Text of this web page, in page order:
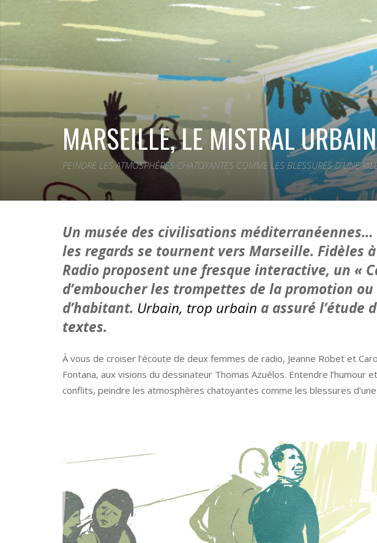
MARSEILLE, LE MISTRAL URBAIN
PEINDRE LES ATMOSPHÈRES CHATOYANTES COMME LES BLESSURES D'UNE
Un musée des civilisations
les regards se tournent vers Marseille. Fidèles
Radio proposent une fresque interactive, un «
d’emboucher les trompettes de la promotion
d’habitant. Urbain, trop urbain a assuré l’étude
textes.
À vous de croiser l’écoute de deux femmes de radio, Jeanne Robet et
Fontana, aux visions du dessinateur Thomas Azuélos. Entendre l’humour
conflits, peindre les atmosphères chatoyantes comme les blessures